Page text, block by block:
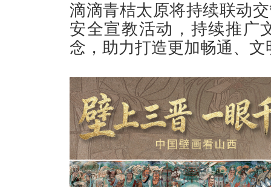
滴滴青桔太原将持续联动
安全宣教活动，持续推广
念，助力打造更加畅通、